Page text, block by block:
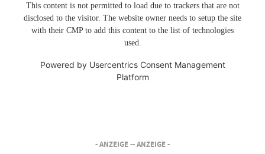
This content is not permitted to load due to trackers that are not
disclosed to the visitor. The website owner needs to setup the site
with their CMP to add this content to the list of technologies
used.
Powered by Usercentrics Consent Management
Platform
- ANZEIGE -- ANZEIGE -